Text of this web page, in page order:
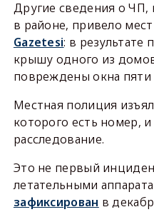
Другие сведения о ЧП,
в районе, привело
Gazetesi: в результате
крышу одного из
повреждены окна пяти
Местная полиция
которого есть номер,
расследование.
Это не первый
летательными
зафиксирован в